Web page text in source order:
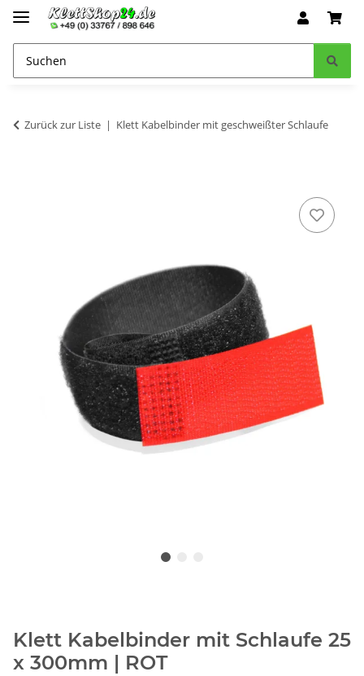
Zurück zur Liste Klett Kabelbinder mit geschweißter Schlaufe
Klett Kabelbinder mit Schlaufe 25
x 300mm | ROT